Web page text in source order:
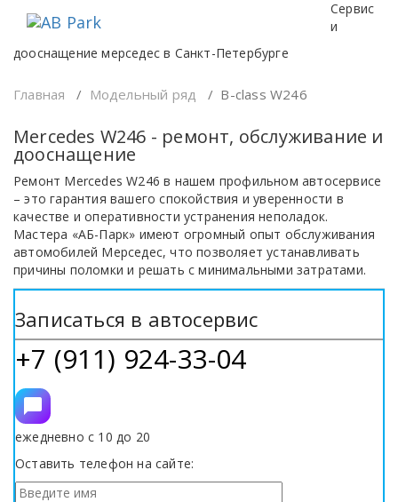
Сервис
и
дооснащение мерседес в Санкт-Петербурге
Главная / Модельный ряд / B-class W246
Mercedes W246 - ремонт, обслуживание и
дооснащение
Ремонт Mercedes W246 в нашем профильном автосервисе
– это гарантия вашего спокойствия и уверенности в
качестве и оперативности устранения неполадок.
Мастера «АБ-Парк» имеют огромный опыт обслуживания
автомобилей Мерседес, что позволяет устанавливать
причины поломки и решать с минимальными затратами.
Записаться в автосервис
+7 (911) 924-33-04
ежедневно с 10 до 20
Оставить телефон на сайте: